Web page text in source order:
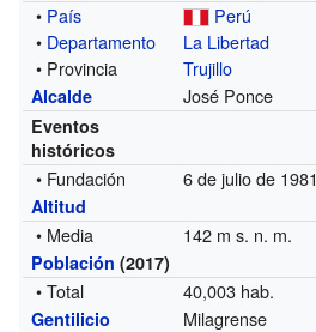
• País
Perú
• Departamento
La Libertad
• Provincia
Trujillo
Alcalde José Ponce
Eventos
históricos
• Fundación 6 de julio de 1981
Altitud
• Media 142 m s. n. m.
Población (2017)
• Total 40,003 hab.
Gentilicio Milagrense